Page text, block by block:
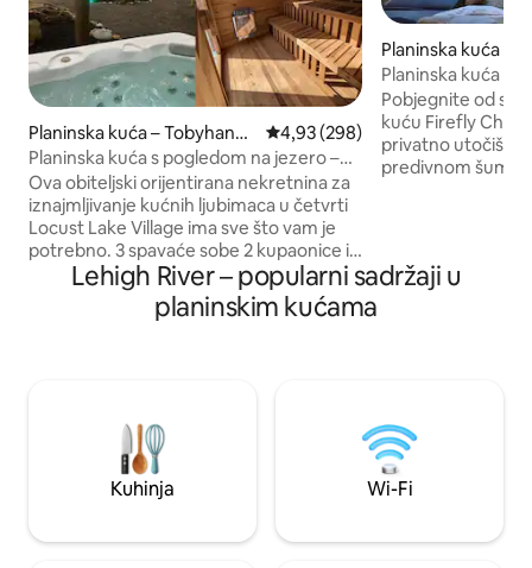
Planinska kuća – Tobyhanna
Township
Prosječna ocjena: 4,93/5,
4,93 (298)
Planinska kuća s pogledom na jezero –
masažna kada/sauna – moguće je
dovesti kućne ljubimce
Ova obiteljski orijentirana nekretnina za
iznajmljivanje kućnih ljubimaca u četvrti
Locust Lake Village ima sve što vam je
potrebno. 3 spavaće sobe 2 kupaonice i
može udobno spavati 6 osoba. Udobna
planinska kuća s odličnim dnevnim
boravkom i blagovaonicom. Lijepo
Netflix. Soba s četiri godišnja doba za
zabavu tijekom cijele godine i lijepu
terasu. Sve to u četvrti ispunjenoj
amentitetom s 3 jezera, plažama,
skijaške staze
Planinska kuća –
Planinska kuća s
ognjištem i
Pobjegnite od
kuću Firefly
privatno utočište
predivnom
planinska kuća
stvorite
okruženi
Lehigh River – popularni sadržaji u
planinskim kućama
Kuhinja Wi-Fi